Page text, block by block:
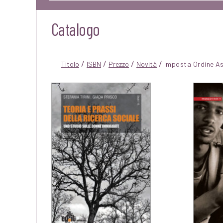
Catalogo
Titolo / ISBN / Prezzo / Novità /